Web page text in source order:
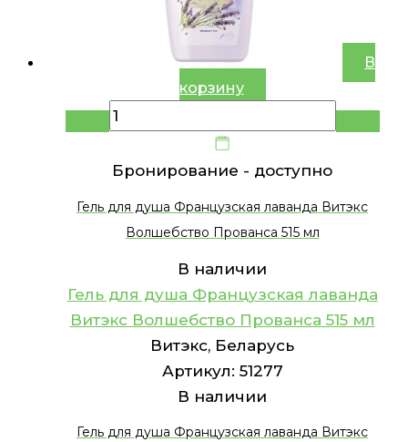
В
корзину
Бронирование - доступно
Гель для душа Французская лаванда Витэкс
Волшебство Прованса 515 мл
В наличии
Гель для душа Французская лаванда
Витэкс Волшебство Прованса 515 мл
Витэкс, Беларусь
Артикул: 51277
В наличии
Гель для душа Французская лаванда Витэкс